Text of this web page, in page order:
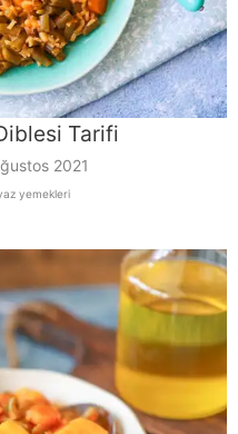
Tarifi
2021
yemekleri